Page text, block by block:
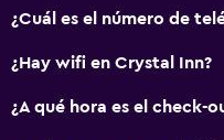
¿Cuál es el número de
¿Hay wifi en Crystal Inn?
¿A qué hora es el check-